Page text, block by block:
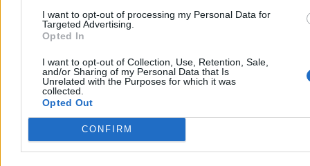
I want to opt-out of processing my Personal Data for
Targeted Advertising.
Opted In
I want to opt-out of Collection, Use, Retention, Sale,
and/or Sharing of my Personal Data that Is
Unrelated with the Purposes for which it was
collected.
Opted Out
CONFIRM
Agnieszka Waś-Turecka
Dzisiaj 13:05
Reklama
Reklama